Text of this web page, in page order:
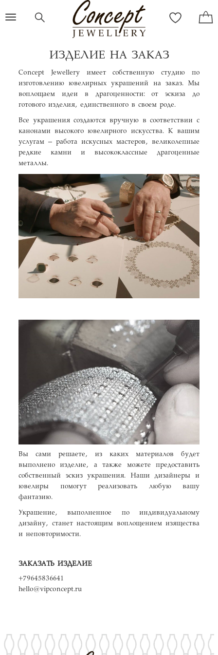
Toggle
ИЗДЕЛИЕ НА ЗАКАЗ
Concept Jewellery имеет собственную студию по
изготовлению ювелирных украшений на заказ. Мы
воплощаем идеи в драгоценности: от эскиза до
готового изделия, единственного в своем роде.
Все украшения создаются вручную в соответствии с
канонами высокого ювелирного искусства. К вашим
услугам – работа искусных мастеров, великолепные
редкие камни и высококлассные драгоценные
металлы.
Вы сами решаете, из каких материалов будет
выполнено изделие, а также можете предоставить
собственный эскиз украшения. Наши дизайнеры и
ювелиры помогут реализовать любую вашу
фантазию.
Украшение, выполненное по индивидуальному
дизайну, станет настоящим воплощением изящества
и неповторимости.
ЗАКАЗАТЬ ИЗДЕЛИЕ
+79645836641
hello@vipconcept.ru